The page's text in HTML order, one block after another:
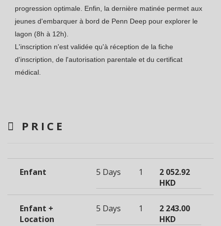
progression optimale. Enfin, la dernière matinée permet aux
jeunes d'embarquer à bord de Penn Deep pour explorer le
lagon (8h à 12h).
L'inscription n'est validée qu'à réception de la fiche
d'inscription, de l'autorisation parentale et du certificat
médical.
PRICE
Enfant 5 Days 1
2 052.92
HKD
Enfant +
Location
5 Days 1
2 243.00
HKD